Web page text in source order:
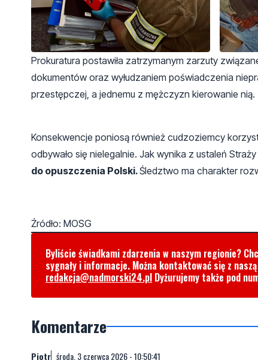
Prokuratura postawiła zatrzymanym zarzuty
dokumentów oraz wyłudzaniem poświadczenia
przestępczej, a jednemu z mężczyzn kierowanie nią.
Konsekwencje poniosą również cudzoziemcy
odbywało się nielegalnie. Jak wynika z ustaleń Straży
do opuszczenia Polski.Śledztwo ma charakter
Źródło: MOSG
Byliście świadkami zdarzenia w naszym regionie?
sygnały i informacje. Można kontaktować się z
redakcja@nadmorski24.pl Dyżurujemy także pod
Komentarze
Piotr środa, 3 czerwca 2026 - 10:50:41